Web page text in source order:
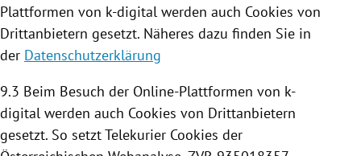
Plattformen von k-digital werden auch Cookies von
Drittanbietern gesetzt. Näheres dazu finden Sie in
der Datenschutzerklärung
9.3 Beim Besuch der Online-Plattformen von k-
digital werden auch Cookies von Drittanbietern
gesetzt. So setzt Telekurier Cookies der